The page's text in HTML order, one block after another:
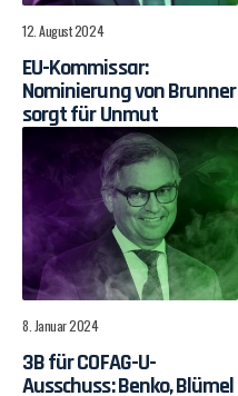
12. August 2024
EU-Kommissar:
Nominierung von Brunner
sorgt für Unmut
8. Januar 2024
3B für COFAG-U-
Ausschuss: Benko, Blümel